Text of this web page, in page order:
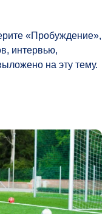
«Пробуждение»,
интервью,
на эту тему.